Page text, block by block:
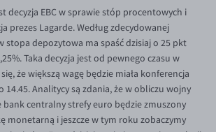
decyzja EBC w sprawie stóp procentowych i
prezes Lagarde. Według zdecydowanej
stopa depozytowa ma spaść dzisiaj o 25 pkt
Taka decyzja jest od pewnego czasu w
że większą wagę będzie miała konferencja
14.45. Analitycy są zdania, że w obliczu wojny
bank centralny strefy euro będzie zmuszony
monetarną i jeszcze w tym roku zobaczymy